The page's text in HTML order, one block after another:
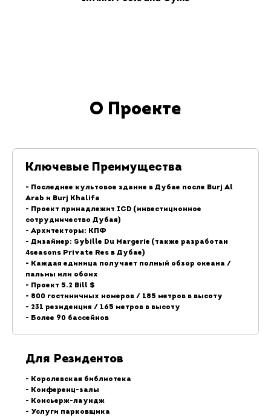
О Проекте
Ключевые Преимущества
- Последнее культовое здание в Дубае после Burj Al
Arab и Burj Khalifa
- Проект принадлежит ICD (инвестиционное
сотрудничество Дубая)
- Архитекторы: КПФ
- Дизайнер: Sybille Du Margerie (также разработан
4seasons Private Res в Дубае)
- Каждая единица получает полный обзор океана /
пальмы или обоих
- Проект 5.2 Bill $
- 800 гостиничных номеров / 185 метров в высоту
- 231 резиденция / 165 метров в высоту
- Более 90 бассейнов
Для Резидентов
- Королевская библиотека
- Конференц-залы
- Консьерж-лаундж
- Услуги парковщика